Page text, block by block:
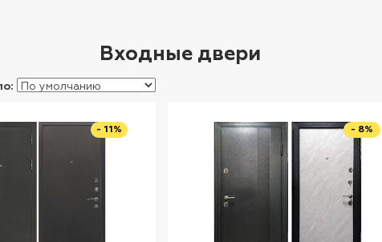
Входные двери
- 11% - 8%